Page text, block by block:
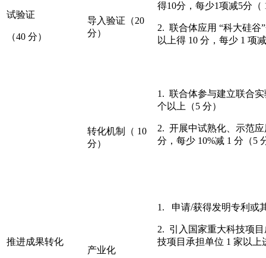
试验证
（40 分）
导入验证（20
分）
得10分，每少1项减5分（
2. 联合体应用 “科大硅谷
以上得 10 分，每少 1 项
推进成果转化
转化机制（ 10
分）
1. 联合体参与建立联合
个以上（5 分）
2. 开展中试熟化、示范
分，每少 10%减 1 分（5
产业化
1. 申请/获得发明专利或
2. 引入国家重大科技项
技项目承担单位 1 家以